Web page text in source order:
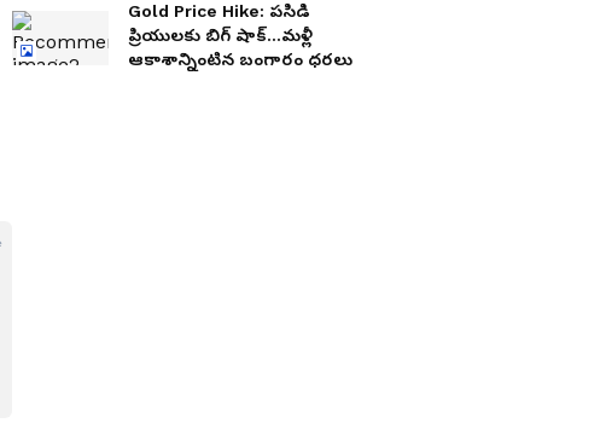
Gold Price Hike: పసిడి
ప్రియులకు బిగ్ షాక్...మళ్లీ
ఆకాశాన్నింటిన బంగారం ధరలు